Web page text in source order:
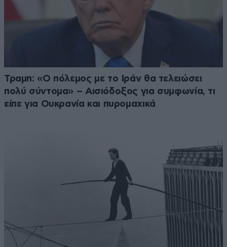
Τραμπ: «Ο πόλεμος με το Ιράν θα τελειώσει
πολύ σύντομα» – Αισιόδοξος για συμφωνία, τι
είπε για Ουκρανία και πυρομαχικά